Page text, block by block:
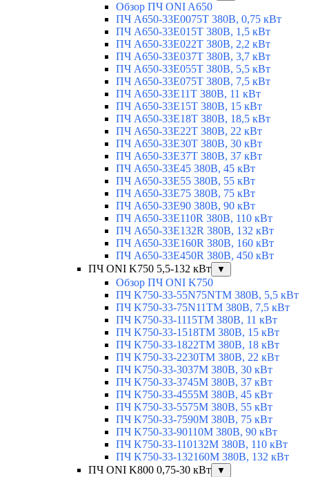
Обзор ПЧ ONI A650
ПЧ A650-33E0075T 380В, 0,75 кВт
ПЧ A650-33E015T 380В, 1,5 кВт
ПЧ A650-33E022T 380В, 2,2 кВт
ПЧ A650-33E037T 380В, 3,7 кВт
ПЧ A650-33E055T 380В, 5,5 кВт
ПЧ A650-33E075T 380В, 7,5 кВт
ПЧ A650-33E11T 380В, 11 кВт
ПЧ A650-33E15T 380В, 15 кВт
ПЧ A650-33E18T 380В, 18,5 кВт
ПЧ A650-33E22T 380В, 22 кВт
ПЧ A650-33E30T 380В, 30 кВт
ПЧ A650-33E37T 380В, 37 кВт
ПЧ A650-33E45 380В, 45 кВт
ПЧ A650-33E55 380В, 55 кВт
ПЧ A650-33E75 380В, 75 кВт
ПЧ A650-33E90 380В, 90 кВт
ПЧ A650-33E110R 380В, 110 кВт
ПЧ A650-33E132R 380В, 132 кВт
ПЧ A650-33E160R 380В, 160 кВт
ПЧ A650-33E450R 380В, 450 кВт
ПЧ ONI K750 5,5-132 кВт
▼
Обзор ПЧ ONI K750
ПЧ K750-33-55N75NTM 380В, 5,5 кВт
ПЧ K750-33-75N11TM 380В, 7,5 кВт
ПЧ K750-33-1115TM 380В, 11 кВт
ПЧ K750-33-1518TM 380В, 15 кВт
ПЧ K750-33-1822TM 380В, 18 кВт
ПЧ K750-33-2230TM 380В, 22 кВт
ПЧ K750-33-3037M 380В, 30 кВт
ПЧ K750-33-3745M 380В, 37 кВт
ПЧ K750-33-4555M 380В, 45 кВт
ПЧ K750-33-5575M 380В, 55 кВт
ПЧ K750-33-7590M 380В, 75 кВт
ПЧ K750-33-90110M 380В, 90 кВт
ПЧ K750-33-110132M 380В, 110 кВт
ПЧ K750-33-132160M 380В, 132 кВт
ПЧ ONI K800 0,75-30 кВт
▼